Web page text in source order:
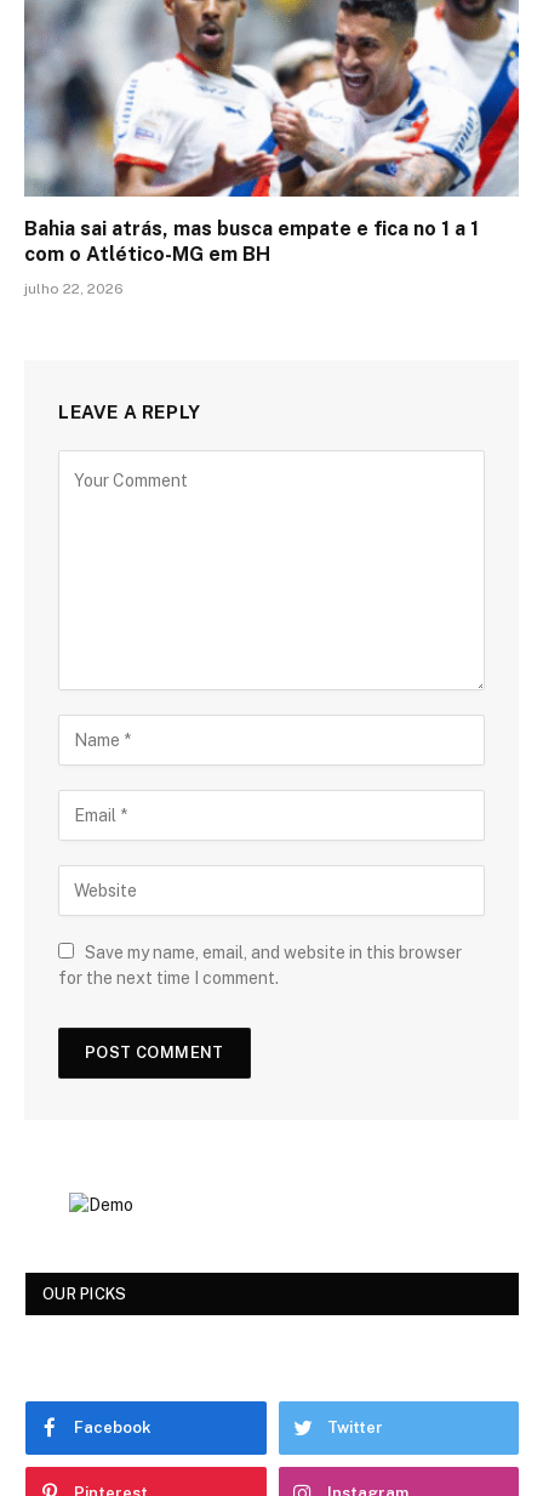
Bahia sai atrás, mas busca empate e fica no 1 a 1
com o Atlético-MG em BH
julho 22, 2026
LEAVE A REPLY
Save my name, email, and website in this browser
for the next time I comment.
OUR PICKS
Facebook Twitter